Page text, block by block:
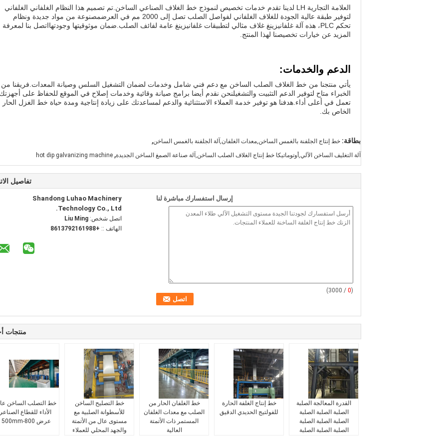
العلامة التجارية LH لدينا تقدم خدمات تخصيص لنموذج خط الغلاف الصناعي الساخن.تم تصميم هذا النظام الغلفاني الغلفاني
لتوفير طبقة عالية الجودة للغلاف الغلفاني لفواصل الصلب تصل إلى 2000 مم في العرضمصنوعة من مواد جديدة ونظام
تحكم PLC، هذه آلة غلفانيزينغ غلاف مثالي لتطبيقات غلفانيزينغ عامة لفائف الصلب.ضمان موثوقيتها وجودتهااتصل بنا لمعرفة
المزيد عن خيارات تخصيصنا لهذا المنتج.
الدعم والخدمات:
يأتي منتجنا من خط الغلاف الصلب الساخن مع دعم فني شامل وخدمات لضمان التشغيل السلس وصيانة المعدات.فريقنا من
الخبراء متاح لتوفير الدعم التثبيت والتشغيلنحن نقدم أيضا برامج صيانة وقائية وخدمات إصلاح في الموقع للحفاظ على
تعمل في أعلى أداء.هدفنا هو توفير خدمة العملاء الاستثنائية والدعم لمساعدتك على زيادة إنتاجية ومدة حياة خط الغزل الحار
الخاص بك.
بطاقة: خط إنتاج الجلفنة بالغمس الساخن,معدات الغلفان,آلة الجلفنة بالغمس الساخن,
آلة التغليف الساخن الآلي,أوتوماتيكا خط إنتاج الغلاف الصلب الساخن,آلة صناعة الصمغ الساخن الجديدة,
hot dip galvanizing machine
تفاصيل
Shandong Luhao Machinery
Technology Co., Ltd.
اتصل شخص: Liu Ming
الهاتف :: +8613792161988
إرسال استفسارك مباشرة لنا
(
0
/ 3000)
منتجات
خط التصلب الساخن
الأداء للقطاع
عرض 800-1500mm
خط التصليح الساخن
للأسطوانة الصلبية مع
مستوى عال من الأتمتة
والجهد المحلي للعملاء
خط الغلفان الحار من
الصلب مع معدات الغلفان
المستمر ذات الأتمتة
العالية
خط إنتاج الغلفة الحارة
للفولتيج الحديدي الدقيق
القدرة المعالجة الصلبة
الصلبة الصلبة الصلبة
الصلبة الصلبة الصلبة
الصلبة الصلبة الصلبة